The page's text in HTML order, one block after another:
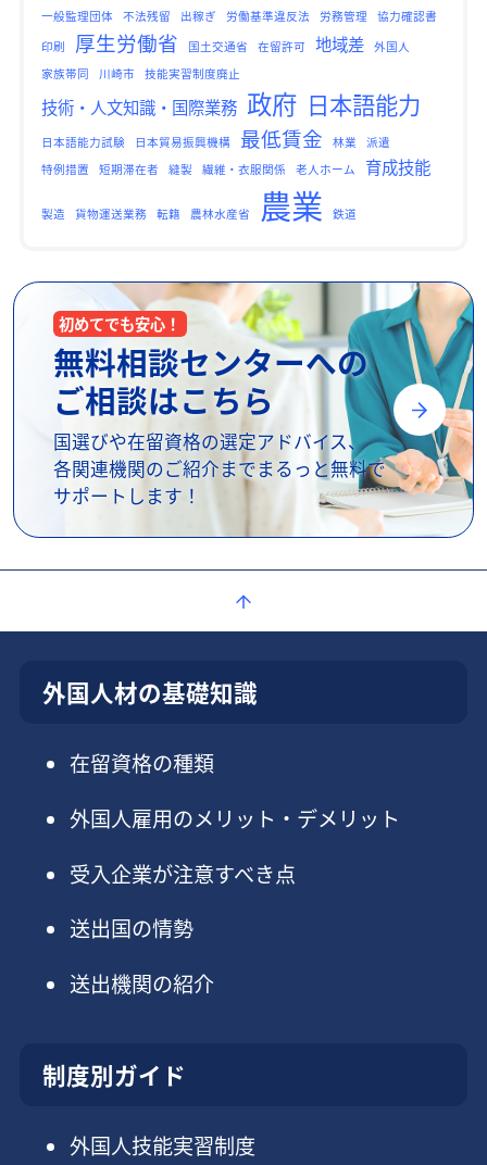
一般監理団体
不法残留 出稼ぎ 労働基準違反法 労務管理
協力確認書
印刷
厚生労働省 国土交通省 在留許可 地域差
外国人
家族帯同
川崎市 技能実習制度廃止
技術・人文知識・国際業務 政府 日本語能力
日本語能力試験 日本貿易振興機構 最低賃金 林業
派遣
特例措置
短期滞在者 縫製 繊維・衣服関係 老人ホーム 育成技能
製造 貨物運送業務 転籍 農林水産省 農業 鉄道
初めてでも安心！
無料相談センターへの
ご相談はこちら
国選びや在留資格の選定アドバイス、
各関連機関のご紹介までまるっと無料で
サポートします！
外国人材の基礎知識
在留資格の種類
外国人雇用のメリット・デメリット
受入企業が注意すべき点
送出国の情勢
送出機関の紹介
制度別ガイド
外国人技能実習制度